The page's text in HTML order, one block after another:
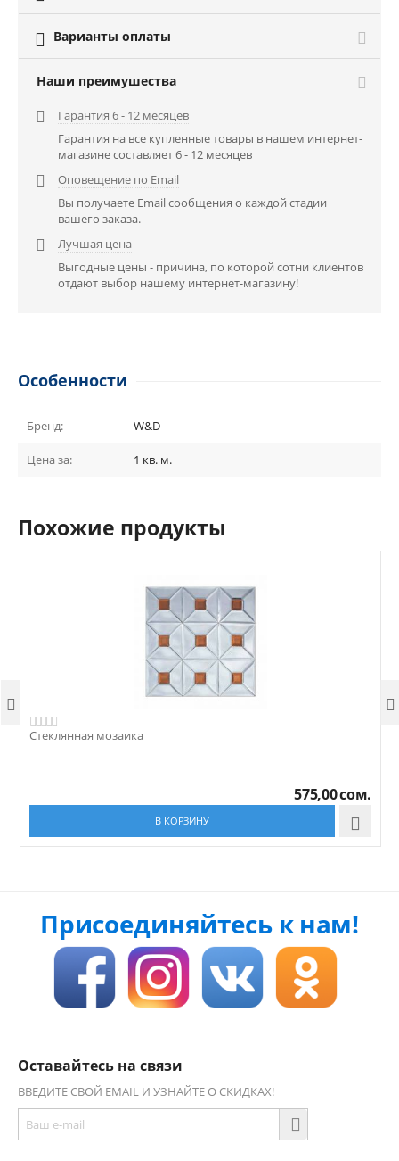
 Варианты оплаты
Наши преимушества

Гарантия 6 - 12 месяцев
Гарантия на все купленные товары в нашем интернет-
магазине составляет 6 - 12 месяцев

Оповещение по Email
Вы получаете Email сообщения о каждой стадии
вашего заказа.

Лучшая цена
Выгодные цены - причина, по которой сотни клиентов
отдают выбор нашему интернет-магазину!
Особенности
Бренд: W&D
Цена за: 1 кв. м.
Похожие продукты
Стеклянная мозаика
575,00сом.
В КОРЗИНУ 
 
Присоединяйтесь к нам!
Оставайтесь на связи
ВВЕДИТЕ СВОЙ EMAIL И УЗНАЙТЕ О СКИДКАХ!